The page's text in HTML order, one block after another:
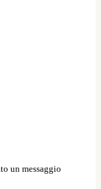
un messaggio